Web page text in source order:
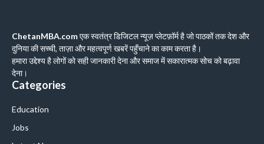
ChetanMBA.comएक स्वतंत्र डिजिटल न्यूज़ प्लेटफ़ॉर्म है जो पाठकों तक देश और
दुनिया की सच्ची, ताज़ा और महत्वपूर्ण खबरें पहुँचाने का काम करता है।
हमारा उद्देश्य है लोगों को सही जानकारी देना और समाज में सकारात्मक सोच को बढ़ावा
देना।
Categories
Education
Jobs